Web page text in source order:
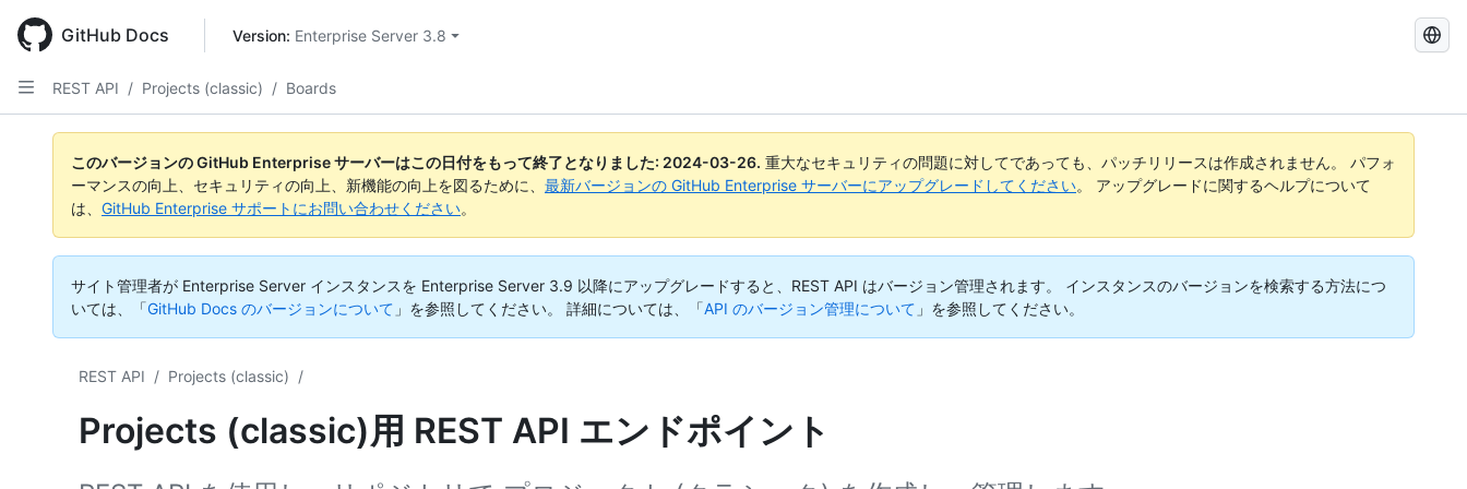
main
content
GitHub Docs Version: Enterprise Server 3.8
GitHub
検
索
REST API / Projects (classic) / Boards
このバージョンの GitHub Enterprise サーバーはこの日付をもって終了となりました: 2024-03-26. 重大なセキュリティの問題に対してであっても、パッチリリースは作成されません。 パフォ
ーマンスの向上、セキュリティの向上、新機能の向上を図るために、 最新バージョンの GitHub Enterprise サーバーにアップグレードしてください。 アップグレードに関するヘルプについて
は、 GitHub Enterprise サポートにお問い合わせください。
サイト管理者が Enterprise Server インスタンスを Enterprise Server 3.9 以降にアップグレードすると、REST API はバージョン管理されます。 インスタンスのバージョンを検索する方法につ
いては、「GitHub Docs のバージョンについて 」を参照してください。 詳細については、「API のバージョン管理について 」を参照してください。
REST API / Projects (classic) /
Projects (classic)用 REST API エンドポイント